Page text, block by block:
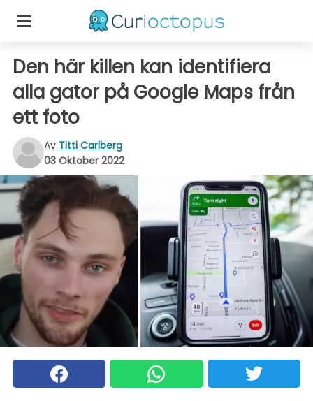
Den här killen kan identifiera
alla gator på Google Maps från
ett foto
Av Titti Carlberg
03 Oktober 2022